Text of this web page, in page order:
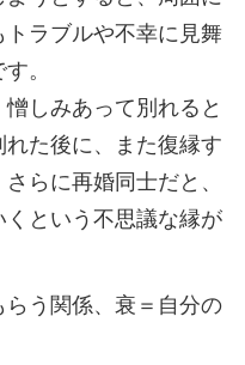
ラブルや不幸に見舞
。
しみあって別れると
た後に、また復縁す
らに再婚同士だと、
という不思議な縁が
う関係、衰＝自分の